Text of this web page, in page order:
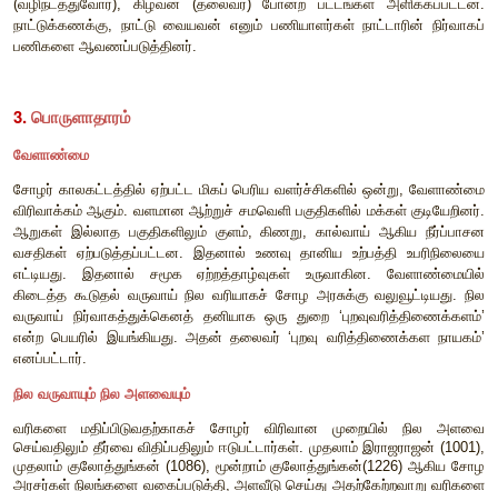
குடியிருப்பாகும். பிரம்மதேயத்தின் மையமாக விளங்கிய
சொத்துக்கள் ஆகியவற்றை நிர்வகிப்பது, பிரம்மதேய
இருந்தது. ஊரைப் போலவே சபையும் அரசின்
நிர்வாகம், நிதி, நீதி ஆகிய துறைகள் சார்ந்த
நகரத்தார்
நகரம் வணிகர்களின் குடியிருப்பாக விளங்கியது.
உலோகப்பொருள்கள், கைவினைப் பொருள்கள், நெசவு,
ஆகியவற்றில் திறமை பெற்ற கைவினைஞர்களும்
நகரத்தின் பிரதிநிதிகளாக இருந்தவர்கள் நகரத்தார்
நிதியுதவி கோவில்களுக்குத் தேவைப்பட்டது. கோவில்களின்
நகரத்தார் சீரான தொடர்பில் இருந்தனர். முதலாம்
மாமல்லபுரம் ‘மாநகரம்’ என்ற குழுவால் நிர்வகிக்கப்பட்டது.
நகரங்களில் பரிமாற்றம் செய்துகொள்ளப்பட்டன. பட்டு, பீங்கான்,
சந்தனக்கட்டை, ஏலக்காய் போன்றவை இவ்வாறு பரிமாற்றம்